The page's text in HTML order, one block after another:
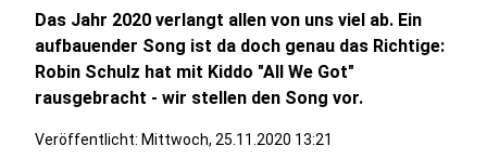
Das Jahr 2020 verlangt allen von uns viel ab. Ein
aufbauender Song ist da doch genau das Richtige:
Robin Schulz hat mit Kiddo "All We Got"
rausgebracht - wir stellen den Song vor.
Veröffentlicht: Mittwoch, 25.11.2020 13:21